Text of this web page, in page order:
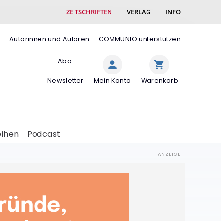
ZEITSCHRIFTEN VERLAG INFO
Autorinnen und Autoren COMMUNIO unterstützen
Abo
Newsletter Mein Konto Warenkorb
Podcast